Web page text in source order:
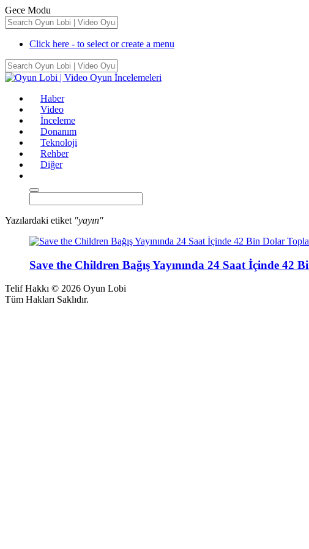
Gece Modu
Click here - to select or create a menu
Haber
Video
İnceleme
Donanım
Teknoloji
Rehber
Diğer
Yazılardaki etiket "yayın"
Save the Children Bağış Yayınında 24 Saat İçinde 42
Telif Hakkı © 2026 Oyun Lobi
Tüm Hakları Saklıdır.